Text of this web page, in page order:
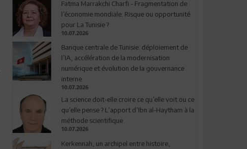
Fatma Marrakchi Charfi - Fragmentation de
l’économie mondiale: Risque ou opportunité
pour La Tunisie ?
10.07.2026
Banque centrale de Tunisie: déploiement de
l’IA, accélération de la modernisation
numérique et évolution de la gouvernance
interne
10.07.2026
La science doit-elle croire ce qu’elle voit ou ce
qu’elle pense ? L’apport d’Ibn al-Haytham à la
méthode scientifique
10.07.2026
Kerkennah, un archipel entre histoire,